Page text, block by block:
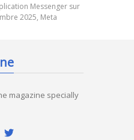
Messenger sur
2025, Meta
magazine specially